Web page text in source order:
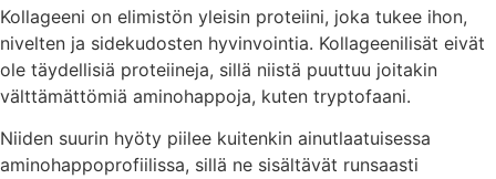
Kollageeni on elimistön yleisin proteiini, joka tukee ihon,
nivelten ja sidekudosten hyvinvointia. Kollageenilisät eivät
ole täydellisiä proteiineja, sillä niistä puuttuu joitakin
välttämättömiä aminohappoja, kuten tryptofaani.
Niiden suurin hyöty piilee kuitenkin ainutlaatuisessa
aminohappoprofiilissa, sillä ne sisältävät runsaasti